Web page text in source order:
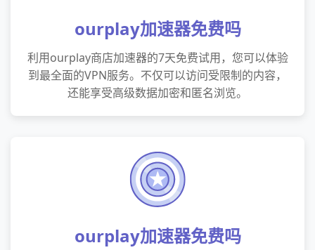
ourplay加速器免费吗
利用ourplay商店加速器的7天免费试用，您可以体验
到最全面的VPN服务。不仅可以访问受限制的内容，
还能享受高级数据加密和匿名浏览。
ourplay加速器免费吗